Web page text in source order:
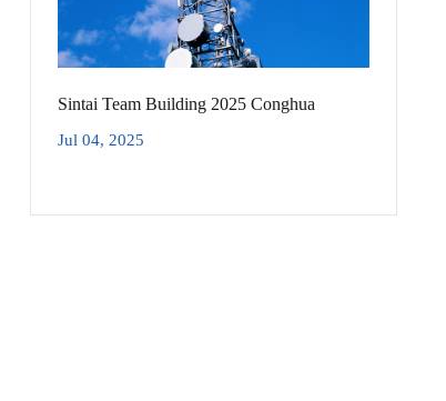
Sintai Team Building 2025 Conghua
Jul 04, 2025